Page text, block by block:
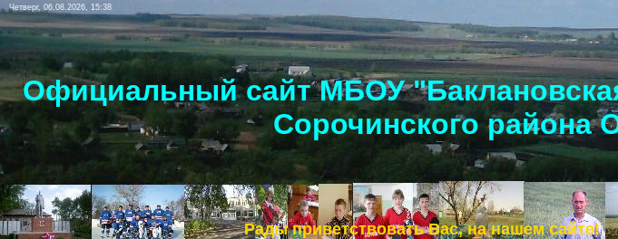
Четверг, 06.08.2026, 15:38
Официальный сайт МБОУ
Сорочинского района
Рады приветствовать Вас, на нашем сайте!